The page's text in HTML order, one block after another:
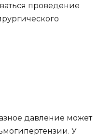
проведение
давление может
У